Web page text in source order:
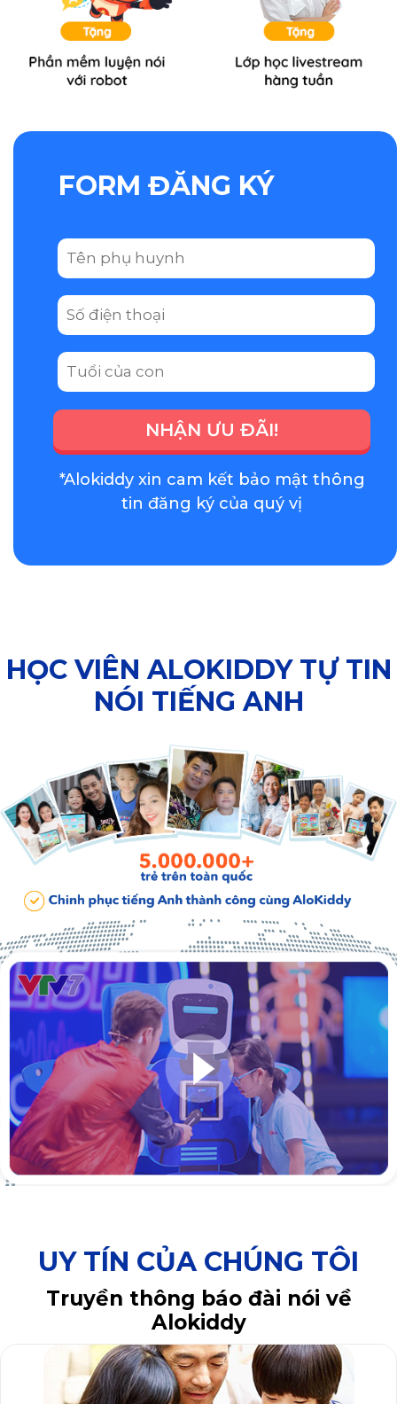
FORM ĐĂNG KÝ
NHẬN ƯU ĐÃI!
*Alokiddy xin cam kết bảo mật thông
tin đăng ký của quý vị
HỌC VIÊN ALOKIDDY TỰ TIN
NÓI TIẾNG ANH
UY TÍN CỦA CHÚNG TÔI
Truyền thông báo đài nói về
Alokiddy